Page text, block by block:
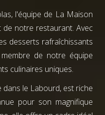
l'équipe de La Maison
notre restaurant. Avec
desserts rafraîchissants
de notre équipe
culinaires uniques.
le Labourd, est riche
pour son magnifique